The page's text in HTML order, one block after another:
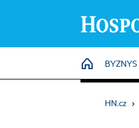
HOME
BYZNYS
HN.cz ›